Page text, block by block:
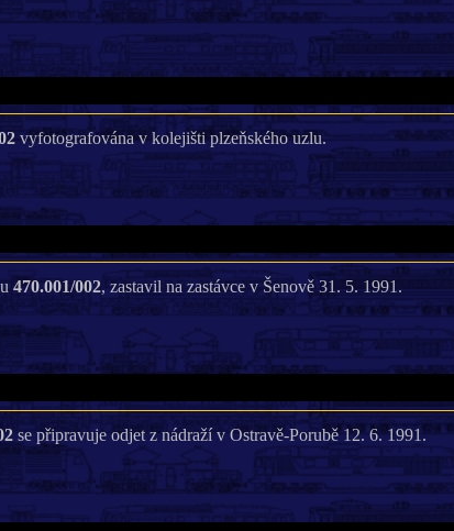
vyfotografována v kolejišti plzeňského uzlu.
470.001/002, zastavil na zastávce v Šenově 31. 5. 1991.
se připravuje odjet z nádraží v Ostravě-Porubě 12. 6. 1991.